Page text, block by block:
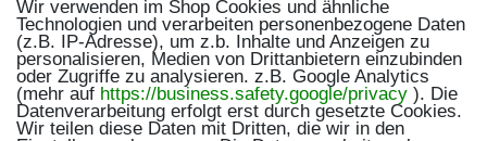
Wir verwenden im Shop Cookies und ähnliche
Technologien und verarbeiten personenbezogene Daten
(z.B. IP-Adresse), um z.b. Inhalte und Anzeigen zu
personalisieren, Medien von Drittanbietern einzubinden
oder Zugriffe zu analysieren. z.B. Google Analytics
(mehr auf https://business.safety.google/privacy ). Die
Datenverarbeitung erfolgt erst durch gesetzte Cookies.
Wir teilen diese Daten mit Dritten, die wir in den